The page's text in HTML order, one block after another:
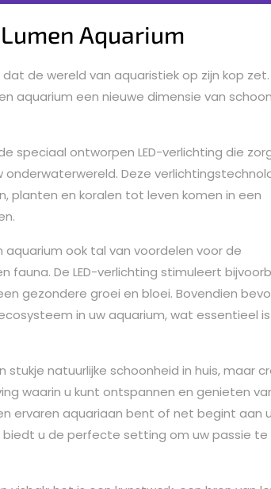
Aquarium
de wereld van aquaristiek op zijn kop
aquarium een nieuwe dimensie van
speciaal ontworpen LED-verlichting die
onderwaterwereld. Deze
planten en koralen tot leven komen in een
ook tal van voordelen voor de
fauna. De LED-verlichting stimuleert
gezondere groei en bloei. Bovendien
in uw aquarium, wat essentieel
natuurlijke schoonheid in huis, maar
waarin u kunt ontspannen en genieten
ervaren aquariaan bent of net begint aan
u de perfecte setting om uw passie te